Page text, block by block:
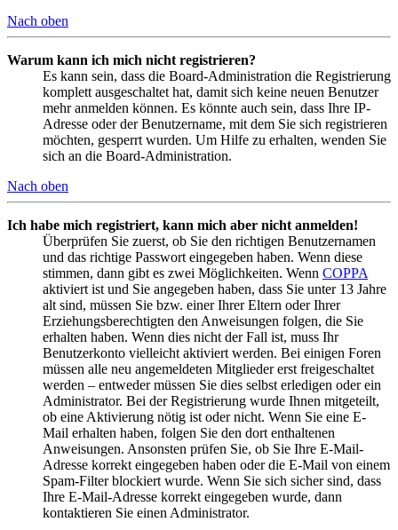
Nach oben
Warum kann ich mich nicht registrieren?
Es kann sein, dass die Board-Administration die Registrierung
komplett ausgeschaltet hat, damit sich keine neuen Benutzer
mehr anmelden können. Es könnte auch sein, dass Ihre IP-
Adresse oder der Benutzername, mit dem Sie sich registrieren
möchten, gesperrt wurden. Um Hilfe zu erhalten, wenden Sie
sich an die Board-Administration.
Nach oben
Ich habe mich registriert, kann mich aber nicht anmelden!
Überprüfen Sie zuerst, ob Sie den richtigen Benutzernamen
und das richtige Passwort eingegeben haben. Wenn diese
stimmen, dann gibt es zwei Möglichkeiten. Wenn COPPA
aktiviert ist und Sie angegeben haben, dass Sie unter 13 Jahre
alt sind, müssen Sie bzw. einer Ihrer Eltern oder Ihrer
Erziehungsberechtigten den Anweisungen folgen, die Sie
erhalten haben. Wenn dies nicht der Fall ist, muss Ihr
Benutzerkonto vielleicht aktiviert werden. Bei einigen Foren
müssen alle neu angemeldeten Mitglieder erst freigeschaltet
werden – entweder müssen Sie dies selbst erledigen oder ein
Administrator. Bei der Registrierung wurde Ihnen mitgeteilt,
ob eine Aktivierung nötig ist oder nicht. Wenn Sie eine E-
Mail erhalten haben, folgen Sie den dort enthaltenen
Anweisungen. Ansonsten prüfen Sie, ob Sie Ihre E-Mail-
Adresse korrekt eingegeben haben oder die E-Mail von einem
Spam-Filter blockiert wurde. Wenn Sie sich sicher sind, dass
Ihre E-Mail-Adresse korrekt eingegeben wurde, dann
kontaktieren Sie einen Administrator.